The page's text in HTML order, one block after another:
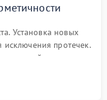
Установка новых
протечек.
системы,
поплавка.